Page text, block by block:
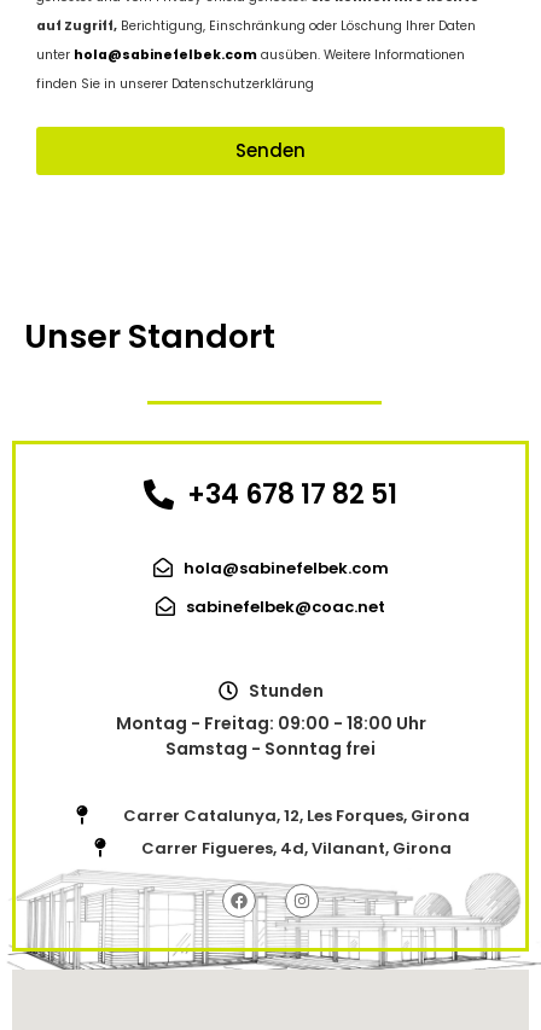
auf Zugriff, Berichtigung, Einschränkung oder Löschung Ihrer Daten
unter hola@sabinefelbek.com ausüben. Weitere Informationen
finden Sie in unserer Datenschutzerklärung
Senden
Unser Standort
+34 678 17 82 51
hola@sabinefelbek.com
sabinefelbek@coac.net
Stunden
Montag - Freitag: 09:00 - 18:00 Uhr
Samstag - Sonntag frei
Carrer Catalunya, 12, Les Forques, Girona
Carrer Figueres, 4d, Vilanant, Girona